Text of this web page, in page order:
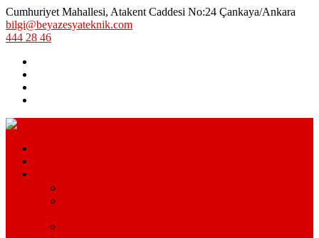
Cumhuriyet Mahallesi, Atakent Caddesi No:24 Çankaya/Ankara
bilgi@beyazesyateknik.com
444 28 46